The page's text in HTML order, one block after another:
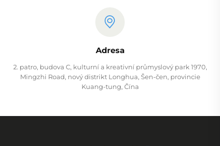
Adresa
2. patro, budova C, kulturní a kreativní průmyslový park 1970,
Mingzhi Road, nový distrikt Longhua, Šen-čen, provincie
Kuang-tung, Čína